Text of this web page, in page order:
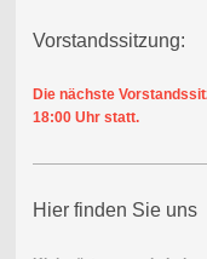
Vorstandssitzung:
Die nächste
18:00 Uhr statt.
Hier finden Sie uns